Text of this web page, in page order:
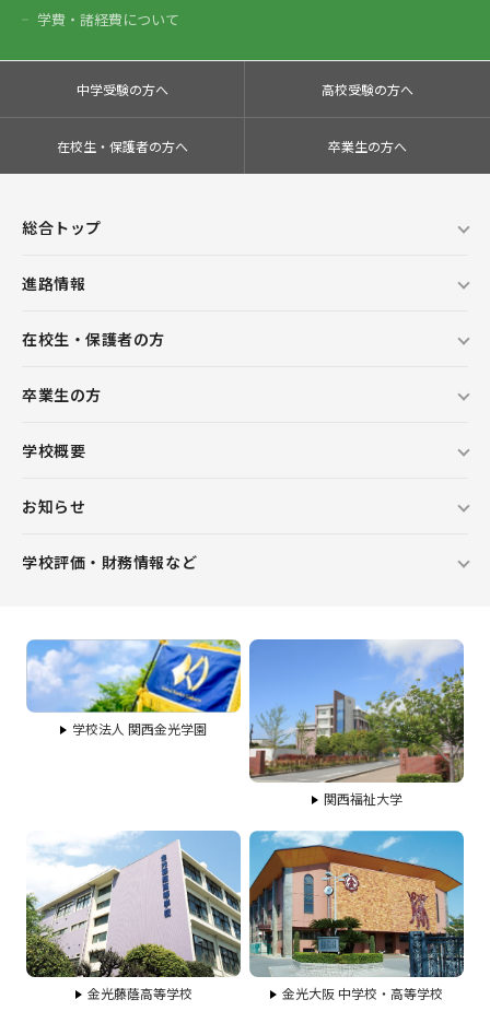
学費・諸経費について
中学受験の方へ 高校受験の方へ
在校生・保護者の方へ 卒業生の方へ
総合トップ
進路情報
在校生・保護者の方
卒業生の方
学校概要
お知らせ
学校評価・財務情報など
学校法人 関西金光学園
関西福祉大学
金光藤蔭高等学校 金光大阪 中学校・高等学校